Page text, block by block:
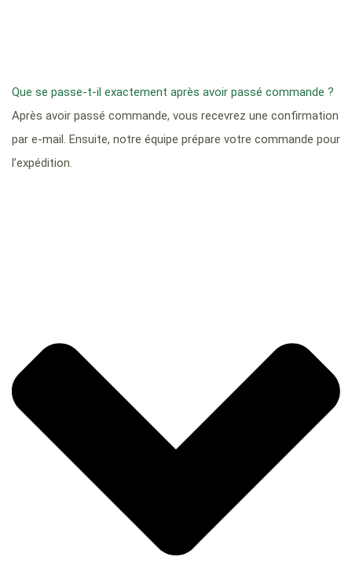
Que se passe-t-il exactement après avoir passé commande ?
Après avoir passé commande, vous recevrez une confirmation
par e-mail. Ensuite, notre équipe prépare votre commande pour
l’expédition.